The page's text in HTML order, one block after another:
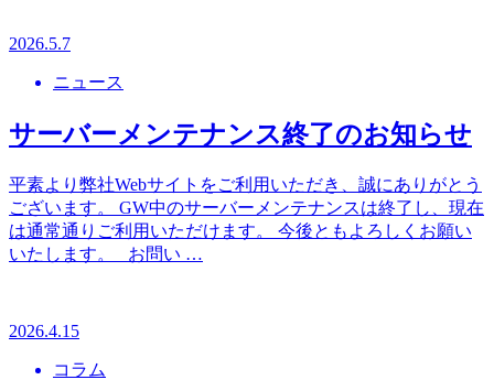
2026.5.7
ニュース
サーバーメンテナンス終了のお知らせ
平素より弊社Webサイトをご利用いただき、誠にありがとう
ございます。 GW中のサーバーメンテナンスは終了し、現在
は通常通りご利用いただけます。 今後ともよろしくお願い
いたします。 お問い …
2026.4.15
コラム